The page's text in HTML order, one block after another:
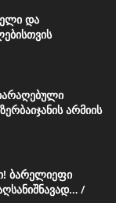
და
არმიის
ბარელიეფი
/